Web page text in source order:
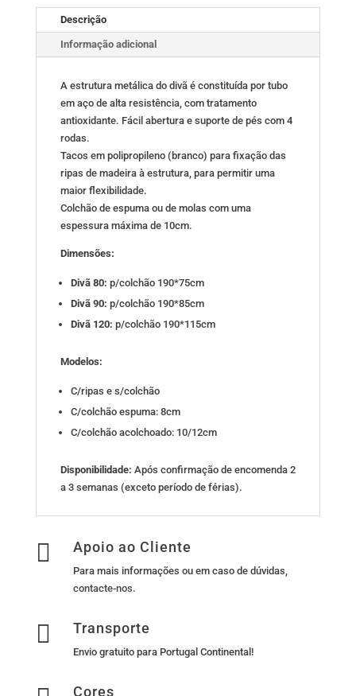
Descrição
Informação adicional
A estrutura metálica do divã é constituída por tubo
em aço de alta resistência, com tratamento
antioxidante. Fácil abertura e suporte de pés com 4
rodas.
Tacos em polipropileno (branco) para fixação das
ripas de madeira à estrutura, para permitir uma
maior flexibilidade.
Colchão de espuma ou de molas com uma
espessura máxima de 10cm.
Dimensões:
Divã 80: p/colchão 190*75cm
Divã 90: p/colchão 190*85cm
Divã 120: p/colchão 190*115cm
Modelos:
C/ripas e s/colchão
C/colchão espuma: 8cm
C/colchão acolchoado: 10/12cm
Disponibilidade: Após confirmação de encomenda 2
a 3 semanas (exceto período de férias).
 Apoio ao Cliente
Para mais informações ou em caso de dúvidas,
contacte-nos.
 Transporte
Envio gratuito para Portugal Continental!
Cores